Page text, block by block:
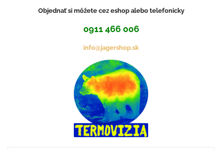
Objednať si môžete cez eshop alebo telefonicky
0911 466 006
info@jagershop.sk